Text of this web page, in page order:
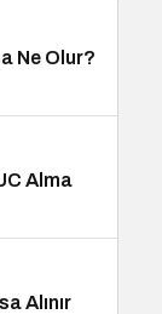
Ne Olur?
Alma
Alınır